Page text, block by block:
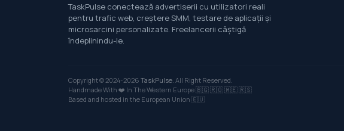
TaskPulse conectează advertiserii cu utilizatori reali
pentru trafic web, creștere SMM, testare de aplicații și
microsarcini personalizate. Freelancerii câștigă
îndeplinindu-le.
Copyright © 2024-2026 TaskPulse . All Right Reserved.
Handmade With ❤️ In The Western Europe 🇧🇬 🇷🇴 🇲🇪 🇷🇸
Based and hosted in the European Union 🇪🇺